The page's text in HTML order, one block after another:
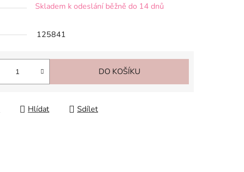
Skladem k odeslání běžně do 14 dnů
125841
DO KOŠÍKU
Hlídat Sdílet